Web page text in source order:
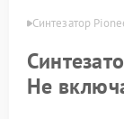
Синтезатор
Не